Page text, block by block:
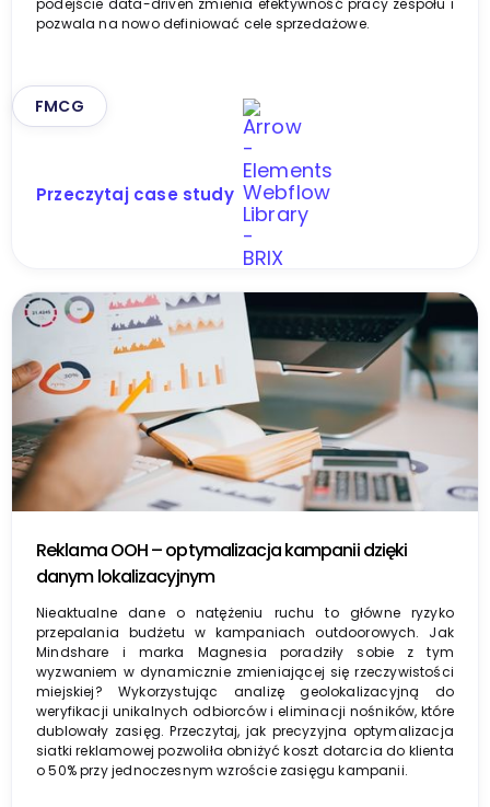
pozwala na nowo definiować cele sprzedażowe.
FMCG
Przeczytaj case study
Reklama OOH – optymalizacja kampanii dzięki
danym lokalizacyjnym
Nieaktualne dane o natężeniu ruchu to główne ryzyko
przepalania budżetu w kampaniach outdoorowych. Jak
Mindshare i marka Magnesia poradziły sobie z tym
wyzwaniem w dynamicznie zmieniającej się rzeczywistości
miejskiej? Wykorzystując analizę geolokalizacyjną do
weryfikacji unikalnych odbiorców i eliminacji nośników, które
dublowały zasięg. Przeczytaj, jak precyzyjna optymalizacja
siatki reklamowej pozwoliła obniżyć koszt dotarcia do klienta
o 50% przy jednoczesnym wzroście zasięgu kampanii.